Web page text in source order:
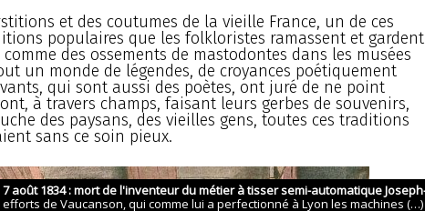
et des coutumes de la vieille France, un de ces
populaires que les folkloristes ramassent et gardent
des ossements de mastodontes dans les musées
un monde de légendes, de croyances poétiquement
qui sont aussi des poètes, ont juré de ne point
à travers champs, faisant leurs gerbes de souvenirs,
des paysans, des vieilles gens, toutes ces traditions
sans ce soin pieux.